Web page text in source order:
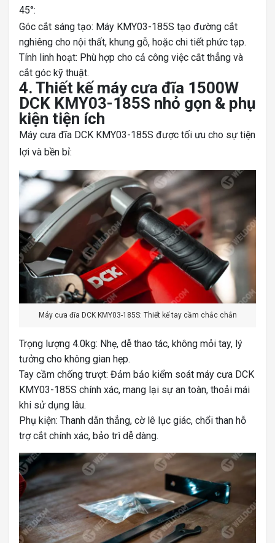
45°:
Góc cắt sáng tạo: Máy KMY03-185S tạo đường cắt
nghiêng cho nội thất, khung gỗ, hoặc chi tiết phức tạp.
Tính linh hoạt: Phù hợp cho cả công việc cắt thẳng và
cắt góc kỹ thuật.
4. Thiết kế máy cưa đĩa 1500W
DCK KMY03-185S nhỏ gọn & phụ
kiện tiện ích
Máy cưa đĩa DCK KMY03-185S được tối ưu cho sự tiện
lợi và bền bỉ:
Máy cưa đĩa DCK KMY03-185S: Thiết kế tay cầm chắc chắn
Trọng lượng 4.0kg: Nhẹ, dễ thao tác, không mỏi tay, lý
tưởng cho không gian hẹp.
Tay cầm chống trượt: Đảm bảo kiểm soát máy cưa DCK
KMY03-185S chính xác, mang lại sự an toàn, thoải mái
khi sử dụng lâu.
Phụ kiện: Thanh dẫn thẳng, cờ lê lục giác, chổi than hỗ
trợ cắt chính xác, bảo trì dễ dàng.